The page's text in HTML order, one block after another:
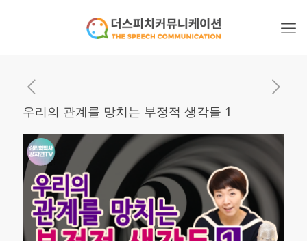
우리의 관계를 망치는 부정적 생각들 1